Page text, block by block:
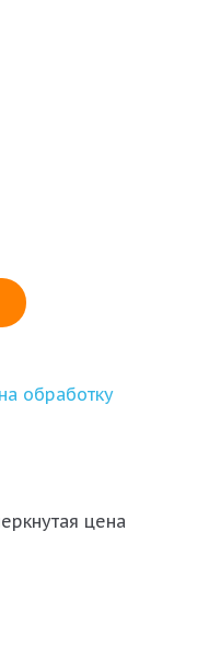
обработку
цена